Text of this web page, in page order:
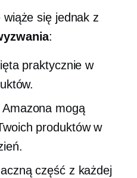
się jednak z
:
praktycznie w
mogą
produktów w
część z każdej